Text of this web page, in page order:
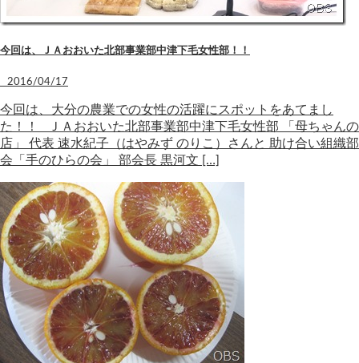
今回は、ＪＡおおいた北部事業部中津下毛女性部！！
2016/04/17
今回は、大分の農業での女性の活躍にスポットをあてまし
た！！ ＪＡおおいた北部事業部中津下毛女性部 「母ちゃんの
店」 代表 速水紀子（はやみず のりこ）さんと 助け合い組織部
会「手のひらの会」 部会長 黒河文 […]